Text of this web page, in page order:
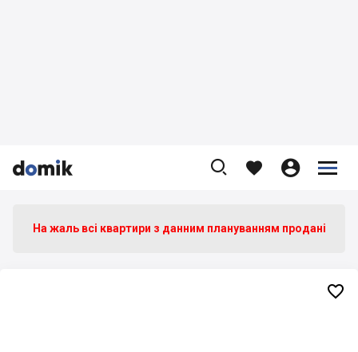


    


На жаль всі квартири з данним плануванням продані
